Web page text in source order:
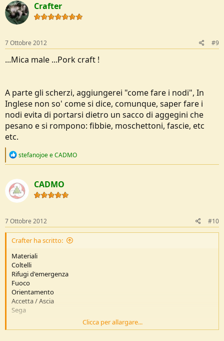
Crafter
7 Ottobre 2012 #9
...Mica male ...Pork craft !
A parte gli scherzi, aggiungerei "come fare i nodi", In
Inglese non so' come si dice, comunque, saper fare i
nodi evita di portarsi dietro un sacco di aggegini che
pesano e si rompono: fibbie, moschettoni, fascie, etc
etc.
R
c
t
i
o
s
:
stefanojoeeCADMO
CADMO
7 Ottobre 2012 #10
Crafter ha scritto:
Materiali
Coltelli
Rifugi d'emergenza
Fuoco
Orientamento
Accetta / Ascia
Sega
non dimenticarsi lo scopo principale di ogni buon raduno bushcraft:
Clicca per allargare...